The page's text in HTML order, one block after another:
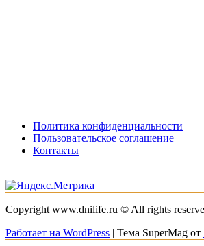
Политика конфиденциальности
Пользовательское соглашение
Контакты
Copyright www.dnilife.ru © All rights
Работает на WordPress | Тема SuperMag от